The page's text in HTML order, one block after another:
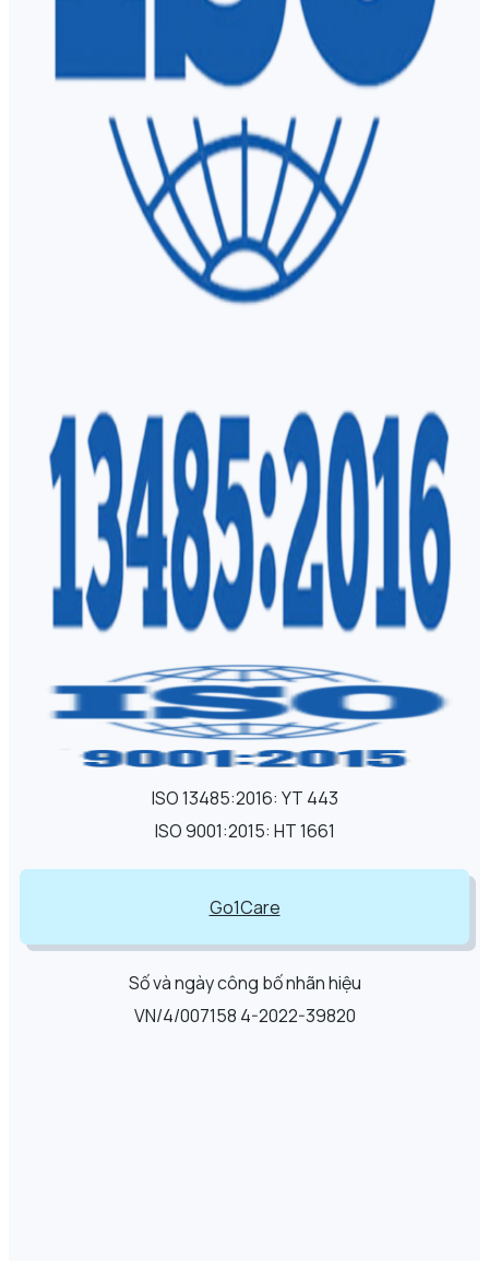
ISO 13485:2016: YT 443
ISO 9001:2015: HT 1661
Go1Care
Số và ngày công bố nhãn hiệu
VN/4/007158 4-2022-39820